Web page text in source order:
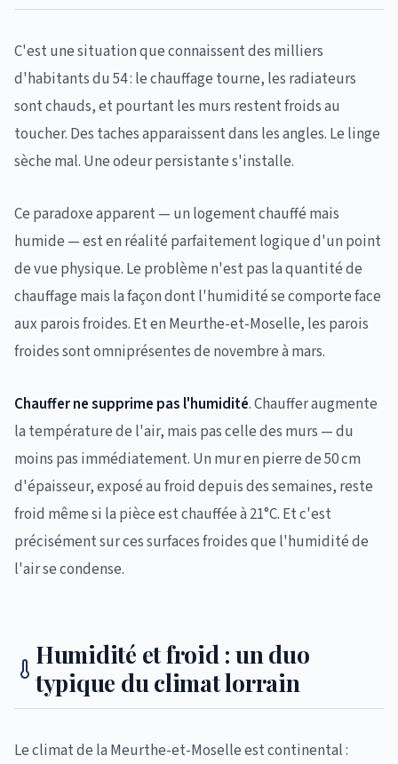
C'est une situation que connaissent des milliers
d'habitants du 54 : le chauffage tourne, les radiateurs
sont chauds, et pourtant les murs restent froids au
toucher. Des taches apparaissent dans les angles. Le linge
sèche mal. Une odeur persistante s'installe.
Ce paradoxe apparent — un logement chauffé mais
humide — est en réalité parfaitement logique d'un point
de vue physique. Le problème n'est pas la quantité de
chauffage mais la façon dont l'humidité se comporte face
aux parois froides. Et en Meurthe-et-Moselle, les parois
froides sont omniprésentes de novembre à mars.
Chauffer ne supprime pas l'humidité. Chauffer augmente
la température de l'air, mais pas celle des murs — du
moins pas immédiatement. Un mur en pierre de 50 cm
d'épaisseur, exposé au froid depuis des semaines, reste
froid même si la pièce est chauffée à 21°C. Et c'est
précisément sur ces surfaces froides que l'humidité de
l'air se condense.
Humidité et froid : un duo
typique du climat lorrain
Le climat de la Meurthe-et-Moselle est continental :